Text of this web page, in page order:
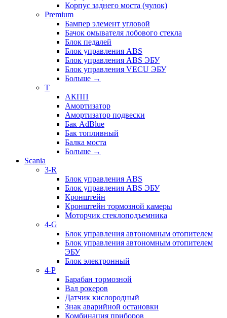
Корпус заднего моста (чулок)
Premium
Бампер элемент угловой
Бачок омывателя лобового стекла
Блок педалей
Блок управления ABS
Блок управления ABS ЭБУ
Блок управления VECU ЭБУ
Больше →
T
АКПП
Амортизатор
Амортизатор подвески
Бак AdBlue
Бак топливный
Балка моста
Больше →
Scania
3-R
Блок управления ABS
Блок управления ABS ЭБУ
Кронштейн
Кронштейн тормозной камеры
Моторчик стеклоподъемника
4-G
Блок управления автономным отопителем
Блок управления автономным отопителем
ЭБУ
Блок электронный
4-P
Барабан тормозной
Вал рокеров
Датчик кислородный
Знак аварийной остановки
Комбинация приборов